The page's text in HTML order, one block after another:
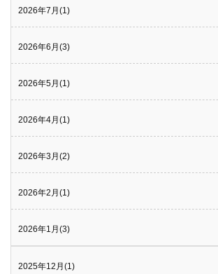
2026年7月(1)
2026年6月(3)
2026年5月(1)
2026年4月(1)
2026年3月(2)
2026年2月(1)
2026年1月(3)
2025年12月(1)